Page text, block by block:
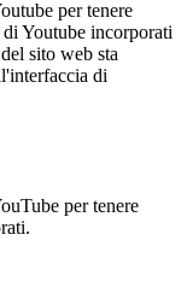
per tenere
Youtube incorporati
sito web sta
di
per tenere